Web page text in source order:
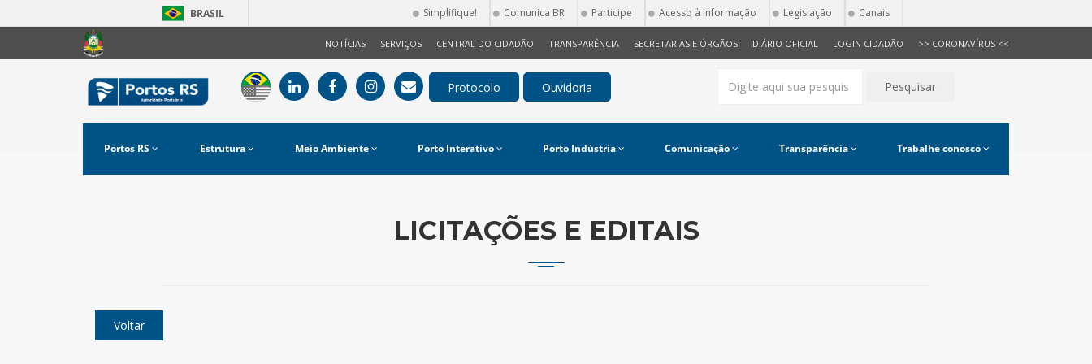
BRASIL Simplifique! Comunica BR Participe Acesso à informação Legislação Canais
NOTÍCIAS SERVIÇOS CENTRAL DO CIDADÃO TRANSPARÊNCIA SECRETARIAS E ÓRGÃOS DIÁRIO OFICIAL LOGIN CIDADÃO >> CORONAVÍRUS <<
Pesquisar
Portos RS Estrutura Meio Ambiente Porto Interativo Porto Indústria Comunicação Transparência Trabalhe conosco
LICITAÇÕES E EDITAIS